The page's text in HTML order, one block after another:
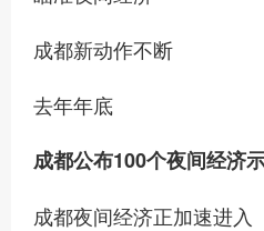
成都新动作不断
去年年底
成都公布100个夜间经济
成都夜间经济正加速进入